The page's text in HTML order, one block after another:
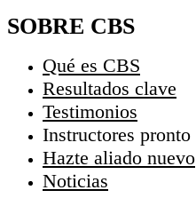
SOBRE CBS
Qué es CBS
Resultados clave
Testimonios
Instructores pronto
Hazte aliado nuevo
Noticias